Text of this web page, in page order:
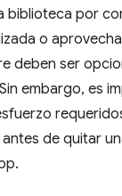
biblioteca por
o
deben ser
embargo, es
de quitar